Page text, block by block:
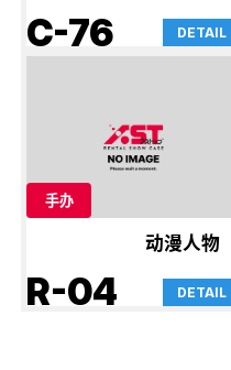
C-76 DETAIL
手办
动漫人物
R-04 DETAIL